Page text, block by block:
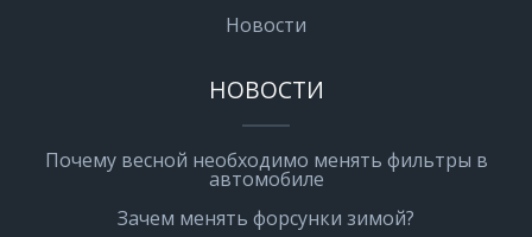
Новости
НОВОСТИ
Почему весной необходимо менять фильтры в
автомобиле
Зачем менять форсунки зимой?